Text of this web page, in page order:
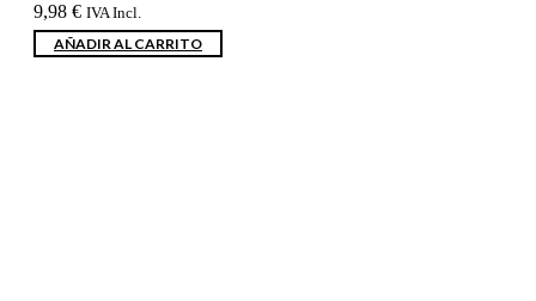
9,98 € IVA Incl.
AÑADIR AL CARRITO